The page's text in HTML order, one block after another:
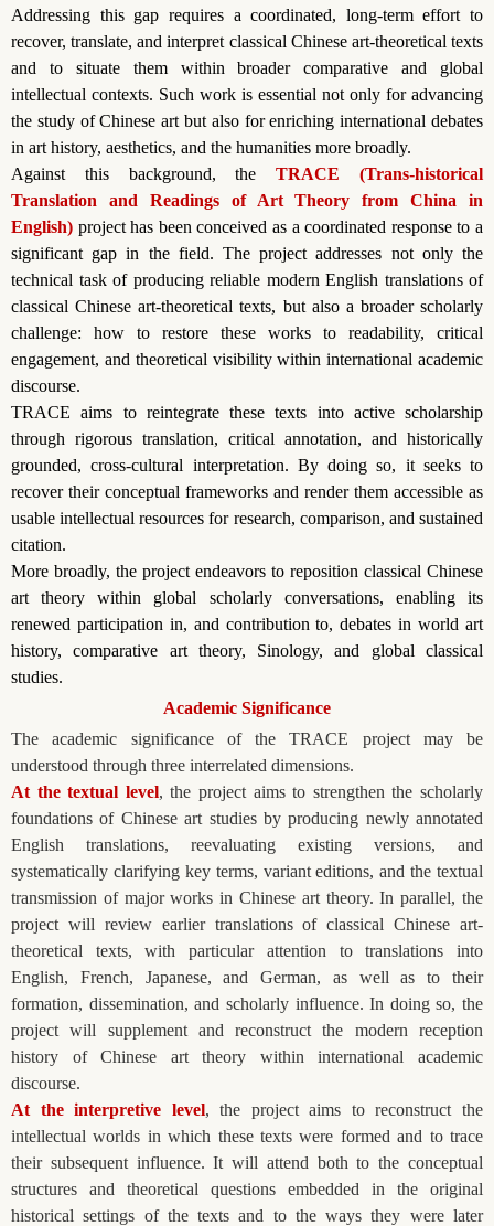
Addressing this gap requires a coordinated, long-term effort to
recover, translate, and interpret classical Chinese art-theoretical texts
and to situate them within broader comparative and global
intellectual contexts. Such work is essential not only for advancing
the study of Chinese art but also for enriching international debates
in art history, aesthetics, and the humanities more broadly.
Against this background, the
TRACE (Trans-historical
Translation and Readings of Art Theory from China in
English) project has been conceived as a coordinated response to a
significant gap in the field. The project addresses not only the
technical task of producing reliable modern English translations of
classical Chinese art-theoretical texts, but also a broader scholarly
challenge: how to restore these works to readability, critical
engagement, and theoretical visibility within international academic
discourse.
TRACE aims to reintegrate these texts into active scholarship
through rigorous translation, critical annotation, and historically
grounded, cross-cultural interpretation. By doing so, it seeks to
recover their conceptual frameworks and render them accessible as
usable intellectual resources for research, comparison, and sustained
citation.
More broadly, the project endeavors to reposition classical Chinese
art theory within global scholarly conversations, enabling its
renewed participation in, and contribution to, debates in world art
history, comparative art theory, Sinology, and global classical
studies.
Academic Significance
The academic significance of the TRACE project may be
understood through three interrelated dimensions.
At the textual level, the project aims to strengthen the scholarly
foundations of Chinese art studies by producing newly annotated
English translations, reevaluating existing versions, and
systematically clarifying key terms, variant editions, and the textual
transmission of major works in Chinese art theory. In parallel, the
project will review earlier translations of classical Chinese art-
theoretical texts, with particular attention to translations into
English, French, Japanese, and German, as well as to their
formation, dissemination, and scholarly influence. In doing so, the
project will supplement and reconstruct the modern reception
history of Chinese art theory within international academic
discourse.
At the interpretive level, the project aims to reconstruct the
intellectual worlds in which these texts were formed and to trace
their subsequent influence. It will attend both to the conceptual
structures and theoretical questions embedded in the original
historical settings of the texts and to the ways they were later